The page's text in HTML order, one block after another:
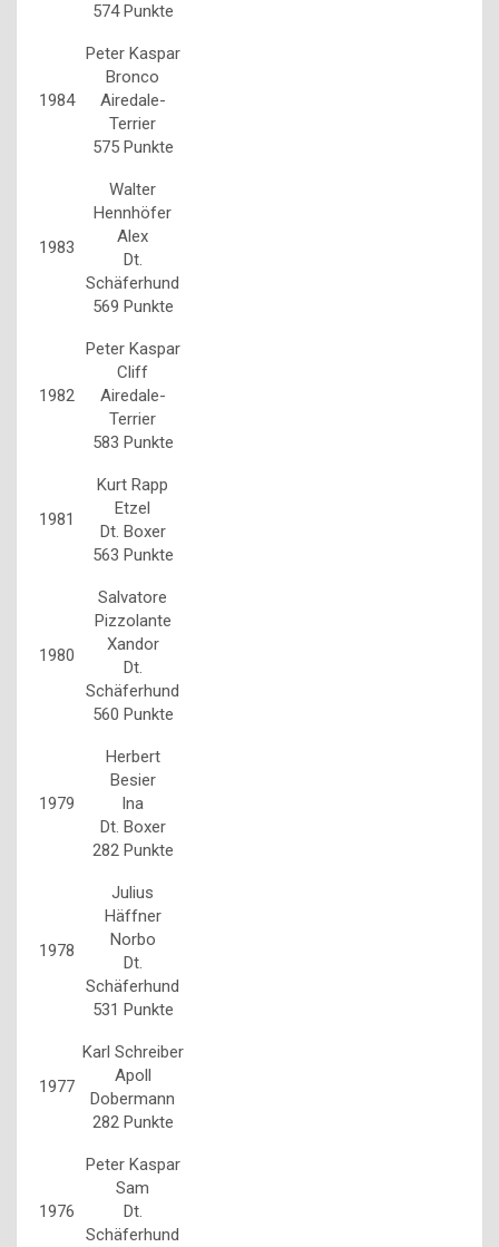
574 Punkte
1984
Peter Kaspar
Bronco
Airedale-
Terrier
575 Punkte
1983
Walter
Hennhöfer
Alex
Dt.
Schäferhund
569 Punkte
1982
Peter Kaspar
Cliff
Airedale-
Terrier
583 Punkte
1981
Kurt Rapp
Etzel
Dt. Boxer
563 Punkte
1980
Salvatore
Pizzolante
Xandor
Dt.
Schäferhund
560 Punkte
1979
Herbert
Besier
Ina
Dt. Boxer
282 Punkte
1978
Julius
Häffner
Norbo
Dt.
Schäferhund
531 Punkte
1977
Karl Schreiber
Apoll
Dobermann
282 Punkte
1976
Peter Kaspar
Sam
Dt.
Schäferhund